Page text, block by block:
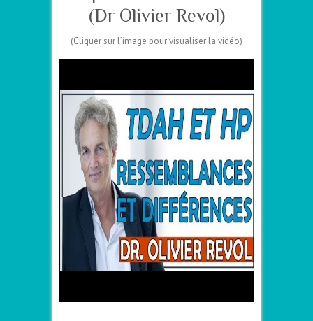
(Dr Olivier Revol)
(Cliquer sur l’image pour visualiser la vidéo)